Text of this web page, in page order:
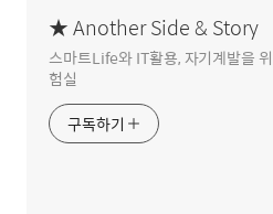
★ Another Side & Story
스마트Life와 IT활용, 자기계발을
험실
구독하기